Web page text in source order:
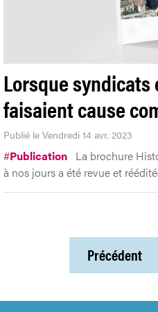
Lorsque
faisaient cause
Publié le Vendredi 14 avr. 2023
#Publication La brochure
à nos jours a été revue et
Précédent